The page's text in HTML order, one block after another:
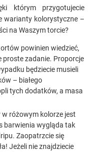
którym przygotujecie
warianty kolorystyczne –
na Waszym torcie?
powinien wiedzieć,
proste zadanie. Proporcje
będziecie musieli
– białego
tych dodatków, a masa
różowym kolorze jest
barwienia wygląda tak
Zaopatrzcie się
Jeżeli nie znajdziecie